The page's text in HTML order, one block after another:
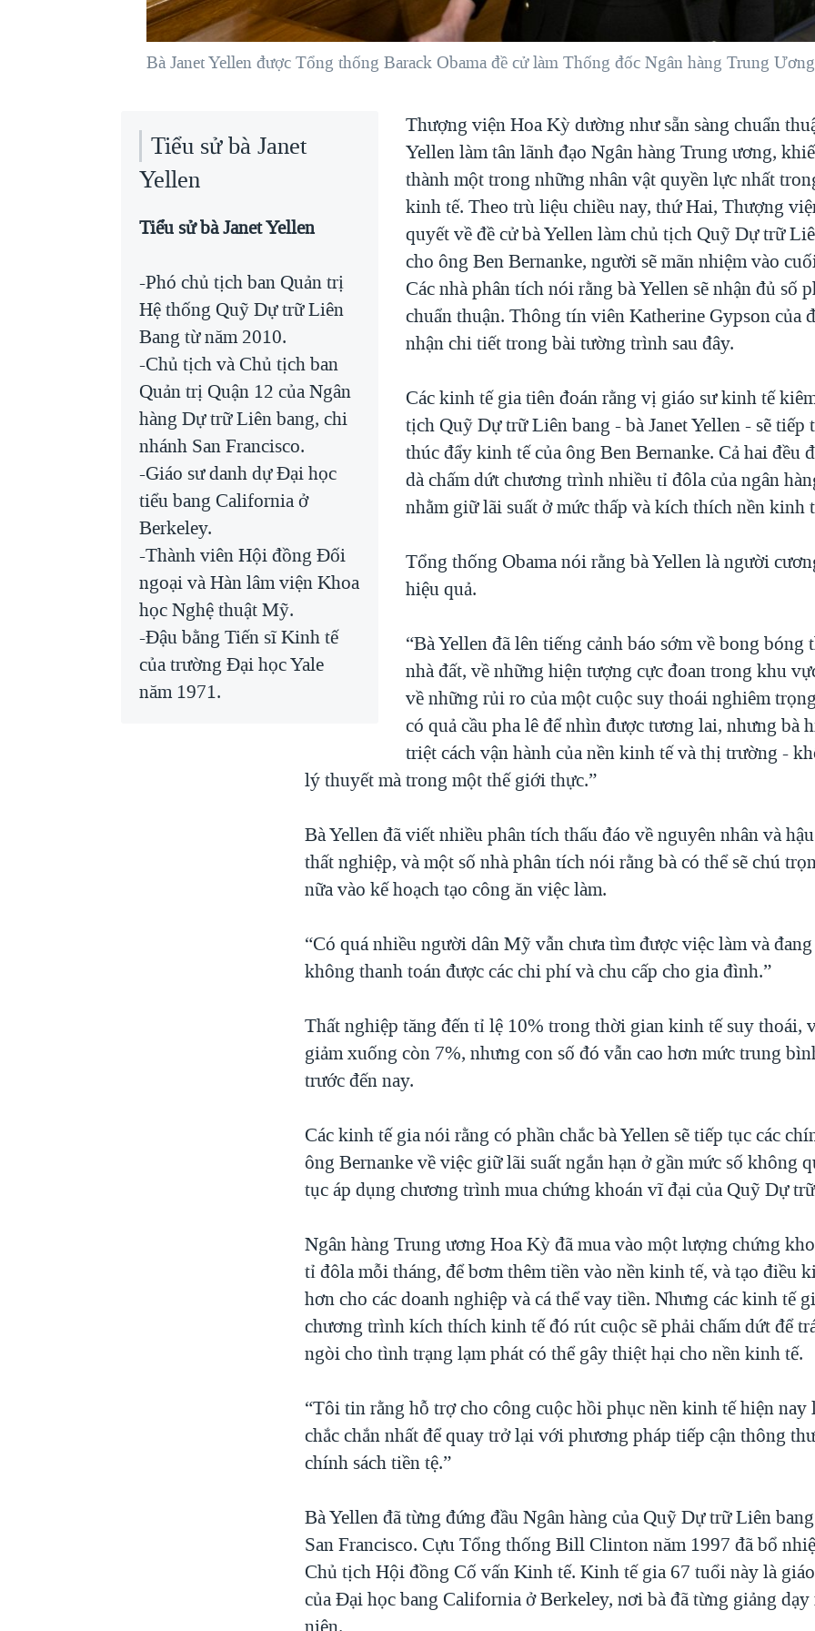
Bà Janet Yellen được Tổng thống Barack Obama đề cử làm Thống đốc Ngân hàng Trung
Tiểu sử bà Janet
Yellen
Tiểu sử bà Janet Yellen
-Phó chủ tịch ban Quản trị
Hệ thống Quỹ Dự trữ Liên
Bang từ năm 2010.
-Chủ tịch và Chủ tịch ban
Quản trị Quận 12 của Ngân
hàng Dự trữ Liên bang, chi
nhánh San Francisco.
-Giáo sư danh dự Ðại học
tiểu bang California ở
Berkeley.
-Thành viên Hội đồng Ðối
ngoại và Hàn lâm viện Khoa
học Nghệ thuật Mỹ.
-Ðậu bằng Tiến sĩ Kinh tế
của trường Ðại học Yale
năm 1971.
Thượng viện Hoa Kỳ dường như sẵn sàng chuẩn
Yellen làm tân lãnh đạo Ngân hàng Trung ương,
thành một trong những nhân vật quyền lực nhất
kinh tế. Theo trù liệu chiều nay, thứ Hai, Thượng
quyết về đề cử bà Yellen làm chủ tịch Quỹ Dự trữ
cho ông Ben Bernanke, người sẽ mãn nhiệm vào
Các nhà phân tích nói rằng bà Yellen sẽ nhận đủ số
chuẩn thuận. Thông tín viên Katherine Gypson của
nhận chi tiết trong bài tường trình sau đây.
Các kinh tế gia tiên đoán rằng vị giáo sư kinh tế
tịch Quỹ Dự trữ Liên bang - bà Janet Yellen - sẽ tiếp
thúc đẩy kinh tế của ông Ben Bernanke. Cả hai đều
dà chấm dứt chương trình nhiều tỉ đôla của ngân
nhằm giữ lãi suất ở mức thấp và kích thích nền kinh
Tổng thống Obama nói rằng bà Yellen là người
hiệu quả.
“Bà Yellen đã lên tiếng cảnh báo sớm về bong bóng
nhà đất, về những hiện tượng cực đoan trong khu
về những rủi ro của một cuộc suy thoái nghiêm
có quả cầu pha lê để nhìn được tương lai, nhưng bà
triệt cách vận hành của nền kinh tế và thị trường -
lý thuyết mà trong một thế giới thực.”
Bà Yellen đã viết nhiều phân tích thấu đáo về nguyên nhân và
thất nghiệp, và một số nhà phân tích nói rằng bà có thể sẽ chú
nữa vào kế hoạch tạo công ăn việc làm.
“Có quá nhiều người dân Mỹ vẫn chưa tìm được việc làm và
không thanh toán được các chi phí và chu cấp cho gia đình.”
Thất nghiệp tăng đến tỉ lệ 10% trong thời gian kinh tế suy thoái,
giảm xuống còn 7%, nhưng con số đó vẫn cao hơn mức trung
trước đến nay.
Các kinh tế gia nói rằng có phần chắc bà Yellen sẽ tiếp tục các
ông Bernanke về việc giữ lãi suất ngắn hạn ở gần mức số không
tục áp dụng chương trình mua chứng khoán vĩ đại của Quỹ Dự
Ngân hàng Trung ương Hoa Kỳ đã mua vào một lượng chứng
tỉ đôla mỗi tháng, để bơm thêm tiền vào nền kinh tế, và tạo điều
hơn cho các doanh nghiệp và cá thể vay tiền. Nhưng các kinh tế
chương trình kích thích kinh tế đó rút cuộc sẽ phải chấm dứt để
ngòi cho tình trạng lạm phát có thể gây thiệt hại cho nền kinh tế.
“Tôi tin rằng hỗ trợ cho công cuộc hồi phục nền kinh tế hiện nay
chắc chắn nhất để quay trở lại với phương pháp tiếp cận thông
chính sách tiền tệ.”
Bà Yellen đã từng đứng đầu Ngân hàng của Quỹ Dự trữ Liên
San Francisco. Cựu Tổng thống Bill Clinton năm 1997 đã bổ
Chủ tịch Hội đồng Cố vấn Kinh tế. Kinh tế gia 67 tuổi này là
của Ðại học bang California ở Berkeley, nơi bà đã từng giảng dạy